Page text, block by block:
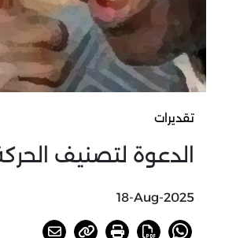
تقديرات
الدعوة لتصنيف
18-Aug-2025